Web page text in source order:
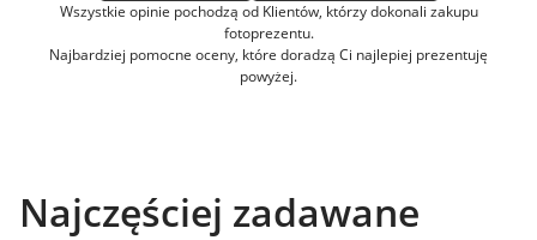
Wszystkie opinie pochodzą od Klientów, którzy dokonali zakupu
fotoprezentu.
Najbardziej pomocne oceny, które doradzą Ci najlepiej prezentuję
powyżej.
Najczęściej zadawane